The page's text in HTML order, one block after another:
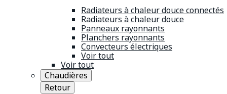
Radiateurs à chaleur douce connectés
Radiateurs à chaleur douce
Panneaux rayonnants
Planchers rayonnants
Convecteurs électriques
Voir tout
Voir tout
Chaudières
Retour